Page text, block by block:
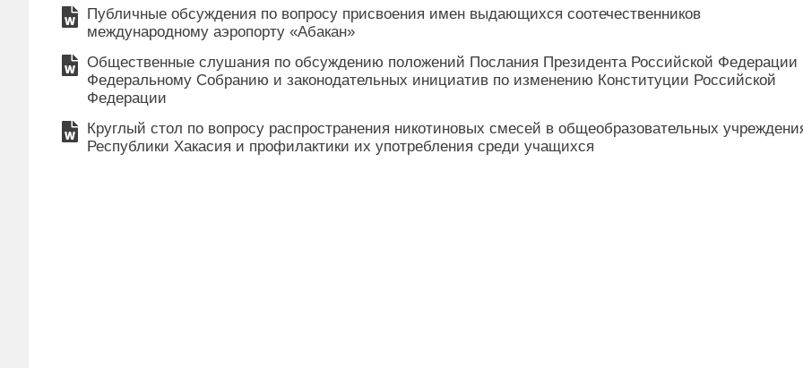
Публичные обсуждения по вопросу присвоения имен выдающихся соотечественников
международному аэропорту «Абакан»
Общественные слушания по обсуждению положений Послания Президента Российской Федерации
Федеральному Собранию и законодательных инициатив по изменению Конституции Российской
Федерации
Круглый стол по вопросу распространения никотиновых смесей в общеобразовательных
Республики Хакасия и профилактики их употребления среди учащихся